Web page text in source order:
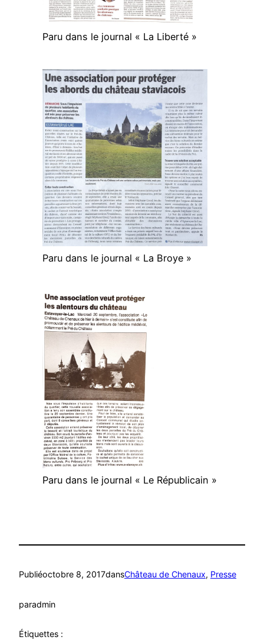
Paru dans le journal « La Liberté »
Paru dans le journal « La Broye »
Paru dans le journal « Le Républicain »
Publiéoctobre 8, 2017dansChâteau de Chenaux, Presse
paradmin
Étiquettes :